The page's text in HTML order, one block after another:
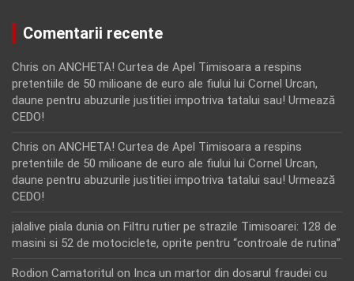
Comentarii recente
Chris on ANCHETA! Curtea de Apel Timisoara a respins
pretentiile de 50 milioane de euro ale fiului lui Cornel Urcan,
daune pentru abuzurile justitiei impotriva tatalui sau! Urmează
CEDO!
Chris on ANCHETA! Curtea de Apel Timisoara a respins
pretentiile de 50 milioane de euro ale fiului lui Cornel Urcan,
daune pentru abuzurile justitiei impotriva tatalui sau! Urmează
CEDO!
jalalive piala dunia on Filtru rutier pe strazile Timisoarei: 128 de
masini si 52 de motociclete, oprite pentru “controale de rutina”
Rodion Camatoritul on Inca un martor din dosarul fraudei cu